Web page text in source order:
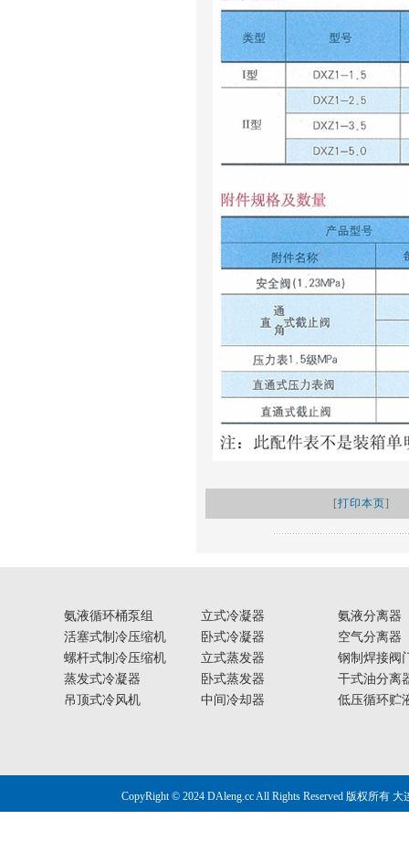
[打印本页]
氨液循环桶泵组
活塞式制冷压缩机
螺杆式制冷压缩机
蒸发式冷凝器
吊顶式冷风机
立式冷凝器
卧式冷凝器
立式蒸发器
卧式蒸发器
中间冷却器
氨液分离器
空气分离器
钢制焊接阀
干式油分离
低压循环贮
CopyRight © 2024 DAleng.cc All Rights Reserved 版权所